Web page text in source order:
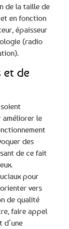
de la taille de
en fonction
épaisseur
(radio
et de
améliorer le
des
de ce fait
pour
vers
de qualité
faire appel
d’une